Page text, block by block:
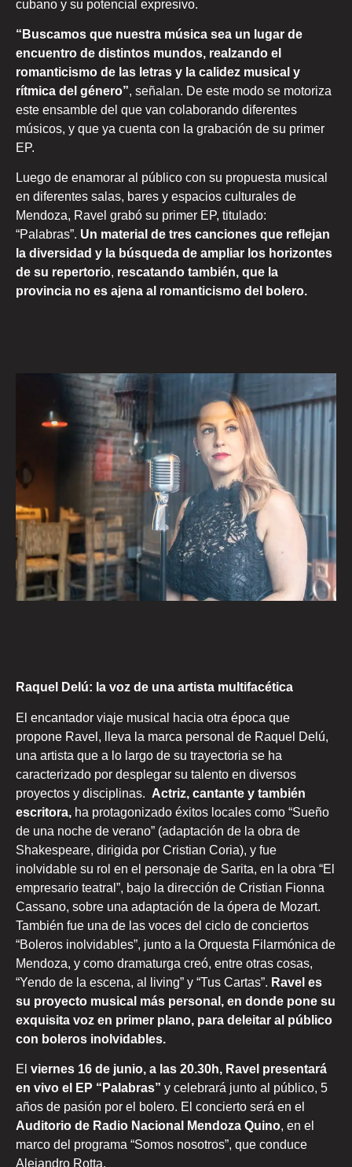
cubano y su potencial expresivo.
“Buscamos que nuestra música sea un lugar de
encuentro de distintos mundos, realzando el
romanticismo de las letras y la calidez musical y
rítmica del género”, señalan. De este modo se motoriza
este ensamble del que van colaborando diferentes
músicos, y que ya cuenta con la grabación de su primer
EP.
Luego de enamorar al público con su propuesta musical
en diferentes salas, bares y espacios culturales de
Mendoza, Ravel grabó su primer EP, titulado:
“Palabras”. Un material de tres canciones que reflejan
la diversidad y la búsqueda de ampliar los horizontes
de su repertorio, rescatando también, que la
provincia no es ajena al romanticismo del bolero.
Raquel Delú: la voz de una artista multifacética
El encantador viaje musical hacia otra época que
propone Ravel, lleva la marca personal de Raquel Delú,
una artista que a lo largo de su trayectoria se ha
caracterizado por desplegar su talento en diversos
proyectos y disciplinas. Actriz, cantante y también
escritora, ha protagonizado éxitos locales como “Sueño
de una noche de verano” (adaptación de la obra de
Shakespeare, dirigida por Cristian Coria), y fue
inolvidable su rol en el personaje de Sarita, en la obra “El
empresario teatral”, bajo la dirección de Cristian Fionna
Cassano, sobre una adaptación de la ópera de Mozart.
También fue una de las voces del ciclo de conciertos
“Boleros inolvidables”, junto a la Orquesta Filarmónica de
Mendoza, y como dramaturga creó, entre otras cosas,
“Yendo de la escena, al living” y “Tus Cartas”. Ravel es
su proyecto musical más personal, en donde pone su
exquisita voz en primer plano, para deleitar al público
con boleros inolvidables.
El viernes 16 de junio, a las 20.30h, Ravel presentará
en vivo el EP “Palabras” y celebrará junto al público, 5
años de pasión por el bolero. El concierto será en el
Auditorio de Radio Nacional Mendoza Quino, en el
marco del programa “Somos nosotros”, que conduce
Alejandro Rotta.